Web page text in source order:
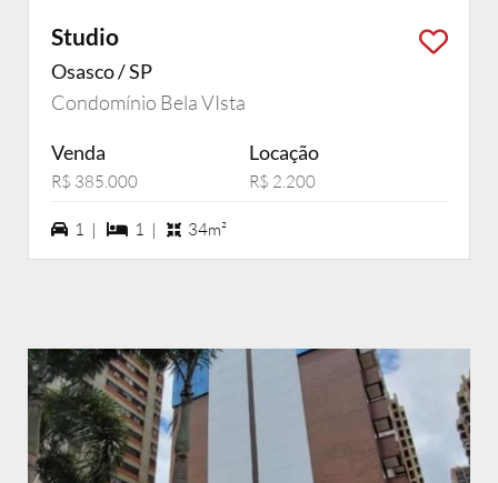
Studio
Osasco / SP
Condomínio Bela VIsta
Venda
R$ 385.000
Locação
R$ 2.200
1 vagas na garagem
1 | 1 dormiórios
1 | 34m²